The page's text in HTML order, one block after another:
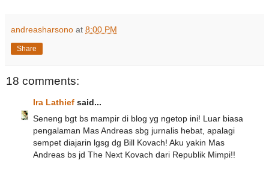
andreasharsono at 8:00 PM
Share
18 comments:
Ira Lathief said...
Seneng bgt bs mampir di blog yg ngetop ini! Luar biasa
pengalaman Mas Andreas sbg jurnalis hebat, apalagi
sempet diajarin lgsg dg Bill Kovach! Aku yakin Mas
Andreas bs jd The Next Kovach dari Republik Mimpi!!